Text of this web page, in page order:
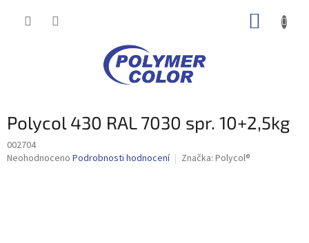
Polycol 430 RAL 7030 spr. 10+2,5kg
002704
Průměrné
Neohodnoceno Podrobnosti hodnocení Značka: Polycol®